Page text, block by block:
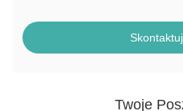
Twoje